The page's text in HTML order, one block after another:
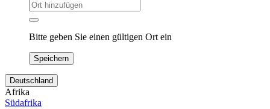
Bitte geben Sie einen gültigen Ort ein
Speichern
Deutschland
Afrika
Südafrika